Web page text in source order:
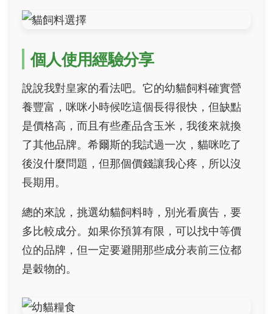
個人使用經驗分享
說說我對皇家的看法吧。它的幼貓飼料確實營
養豐富，咪咪小時候吃這個長得很快，但缺點
是價格高，而且有些產品含玉米，我後來就換
了其他品牌。希爾斯的我試過一次，貓咪吃了
後沒什麼問題，但那個價錢讓我心疼，所以沒
長期用。
總的來說，挑選幼貓飼料時，別光看廣告，要
多比較成分。如果你預算有限，可以找中等價
位的品牌，但一定要避開那些成分表前三位都
是穀物的。